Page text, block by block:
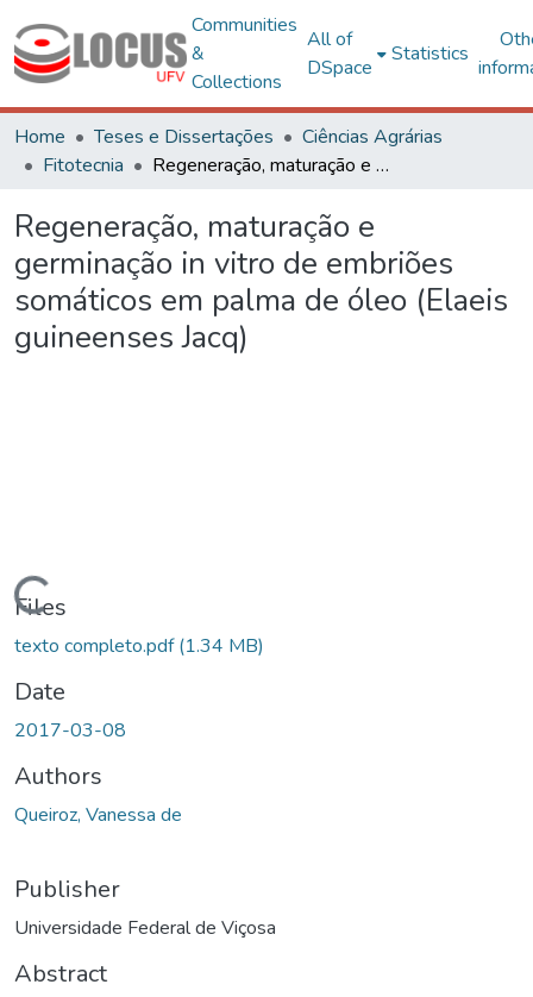
Communities
&
Collections
All of
DSpace
Statistics
Home Teses e Dissertações
Ciências Agrárias
Fitotecnia
Regeneração, maturação e germinação in vitro de embriões somáticos em palma de óleo (Elaeis guineenses Jacq)
Regeneração, maturação e
germinação in vitro de embriões
somáticos em palma de óleo (Elaeis
guineenses Jacq)
Files
texto completo.pdf(1.34 MB)
Date
2017-03-08
Authors
Queiroz, Vanessa de
Publisher
Universidade Federal de Viçosa
Abstract